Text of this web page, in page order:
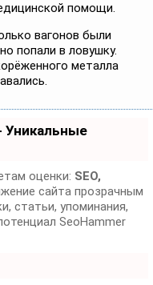
помощи.
вагонов были
попали в ловушку.
металла
оценки: SEO,
сайта прозрачным
статьи, упоминания,
SeoHammer